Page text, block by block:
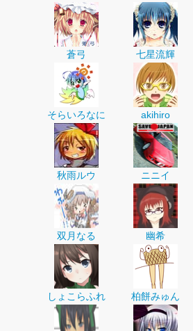
蒼弓 七星流輝
そらいろなに akihiro
秋雨ルウ ニニイ
双月なる 幽希
しょこらふれ 柏餅みゅん